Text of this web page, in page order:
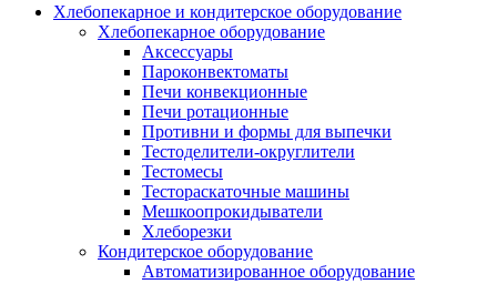
Хлебопекарное и кондитерское оборудование
Хлебопекарное оборудование
Аксессуары
Пароконвектоматы
Печи конвекционные
Печи ротационные
Противни и формы для выпечки
Тестоделители-округлители
Тестомесы
Тестораскаточные машины
Мешкоопрокидыватели
Хлеборезки
Кондитерское оборудование
Автоматизированное оборудование